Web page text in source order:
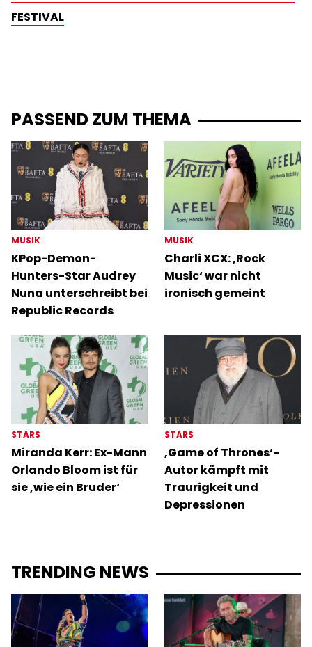
FESTIVAL
PASSEND ZUM THEMA
MUSIK
KPop-Demon-
Hunters-Star Audrey
Nuna unterschreibt bei
Republic Records
MUSIK
Charli XCX: ‚Rock
Music‘ war nicht
ironisch gemeint
STARS
Miranda Kerr: Ex-Mann
Orlando Bloom ist für
sie ‚wie ein Bruder‘
STARS
‚Game of Thrones‘-
Autor kämpft mit
Traurigkeit und
Depressionen
TRENDING NEWS